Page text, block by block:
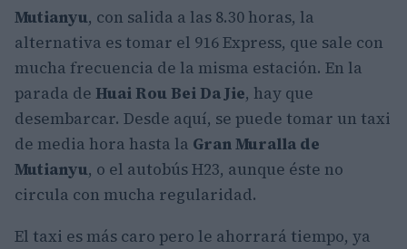
Mutianyu, con salida a las 8.30 horas, la
alternativa es tomar el 916 Express, que sale con
mucha frecuencia de la misma estación. En la
parada de Huai Rou Bei Da Jie, hay que
desembarcar. Desde aquí, se puede tomar un taxi
de media hora hasta la Gran Muralla de
Mutianyu, o el autobús H23, aunque éste no
circula con mucha regularidad.
El taxi es más caro pero le ahorrará tiempo, ya